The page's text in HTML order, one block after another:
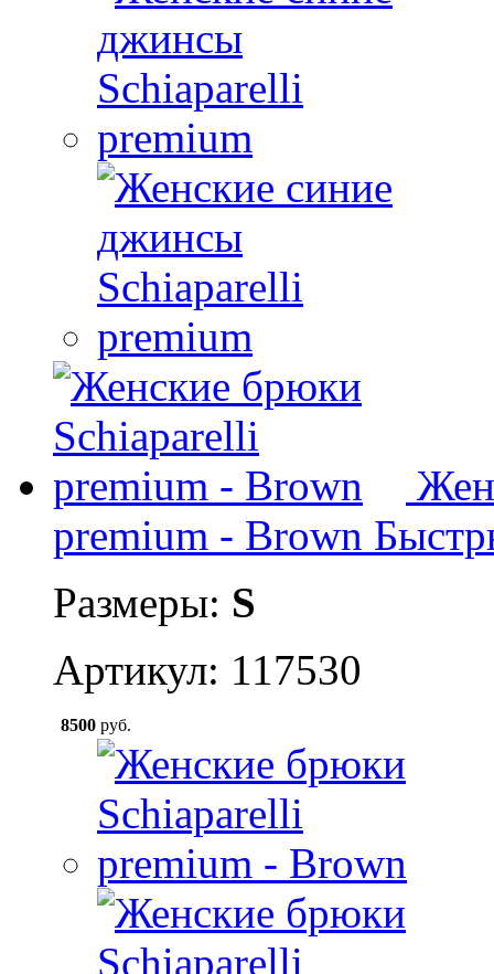
premium - Brown
Размеры: S
Артикул: 117530
8500 руб.